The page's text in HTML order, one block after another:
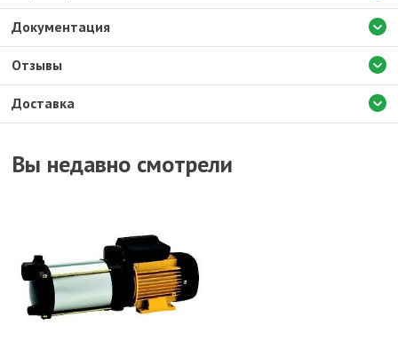
Доставка
Документация
Отзывы
Вы недавно смотрели